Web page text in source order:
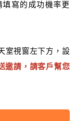
寫的成功機率更
室視窗左下方，設
邀請，請客戶幫您